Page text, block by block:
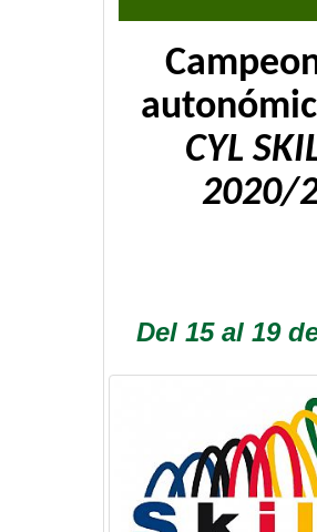
CYL
2020/
Del 15 al 19